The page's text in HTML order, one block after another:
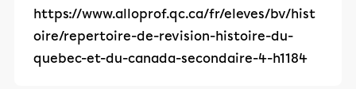
https://www.alloprof.qc.ca/fr/eleves/bv/hist
oire/repertoire-de-revision-histoire-du-
quebec-et-du-canada-secondaire-4-h1184